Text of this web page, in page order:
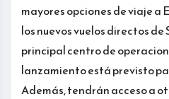
mayores opciones de viaje a
los nuevos vuelos directos de
principal centro de
lanzamiento está previsto
Además, tendrán acceso a